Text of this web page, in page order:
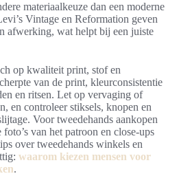
materiaalkeuze dan een moderne
Vintage en Reformation geven
afwerking, wat helpt bij een juiste
op kwaliteit print, stof en
van de print, kleurconsistentie
en ritsen. Let op vervaging of
en controleer stiksels, knopen en
Voor tweedehands aankopen
van het patroon en close-ups
over tweedehands winkels en
waarom kiezen mensen voor
.